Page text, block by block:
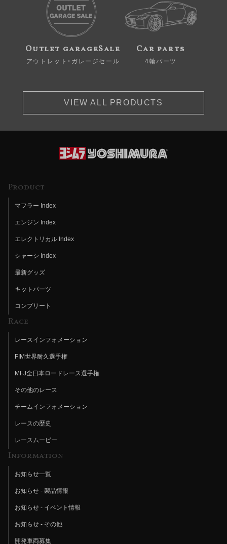
Outlet garageSale
アウトレット・ガレージセール
Car parts
4輪パーツ
VIEW ALL PRODUCTS
Product
マフラー Index
エンジン Index
エレクトリカル Index
シャーシ Index
最新グッズ
キットパーツ
コンプリート
Race
レースインフォメーション
FIM世界耐久選手権
MFJ全日本ロードレース選手権
その他のレース
チームインフォメーション
レースの歴史
レースムービー
Information
お知らせ一覧
お知らせ - 製品情報
お知らせ - イベント情報
お知らせ - その他
開発車両募集